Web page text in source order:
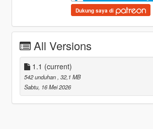
Dukung saya di
All Versions
1.1 (current)
542 unduhan , 32,1 MB
Sabtu, 16 Mei 2026